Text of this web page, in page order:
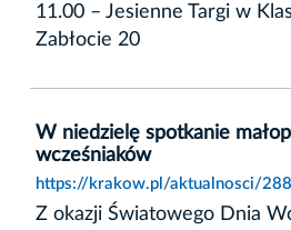
11.00 – Jesienne Targi w
Zabłocie 20
W niedzielę spotkanie
wcześniaków
https://krakow.pl/aktualnosci/
Z okazji Światowego Dnia